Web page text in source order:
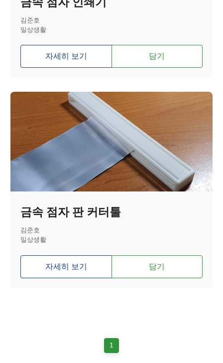
김준호
일상생활
자세히 보기 담기
금속 점자 판 커터툴
김준호
일상생활
자세히 보기 담기
1